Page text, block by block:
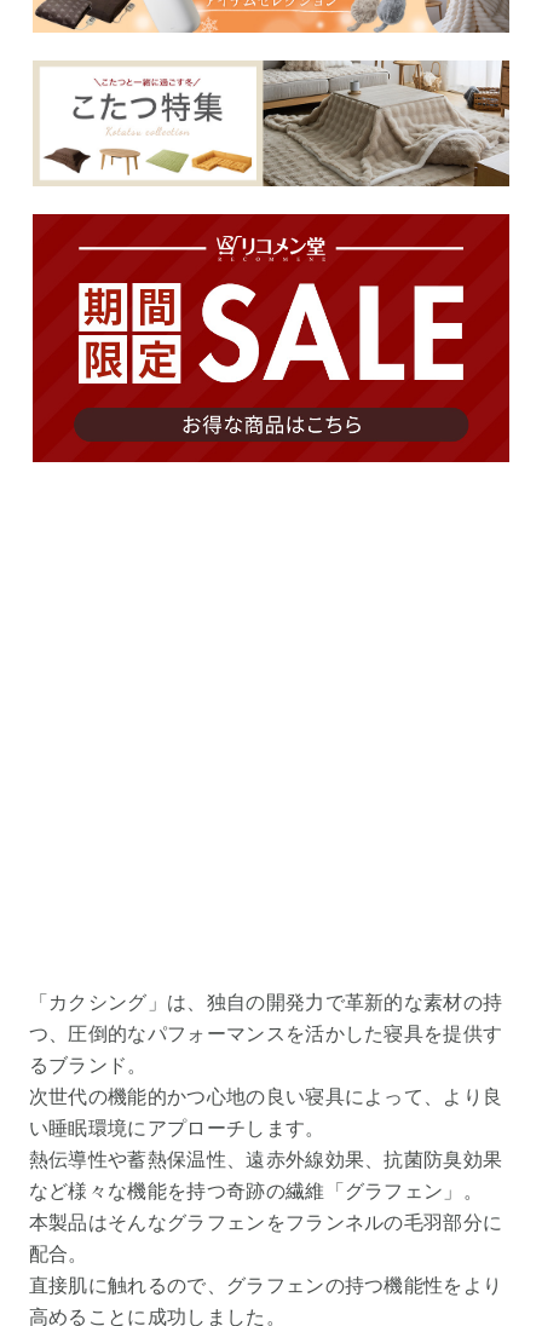
「カクシング」は、独自の開発力で革新的な素材の持
つ、圧倒的なパフォーマンスを活かした寝具を提供す
るブランド。
次世代の機能的かつ心地の良い寝具によって、より良
い睡眠環境にアプローチします。
熱伝導性や蓄熱保温性、遠赤外線効果、抗菌防臭効果
など様々な機能を持つ奇跡の繊維「グラフェン」。
本製品はそんなグラフェンをフランネルの毛羽部分に
配合。
直接肌に触れるので、グラフェンの持つ機能性をより
高めることに成功しました。